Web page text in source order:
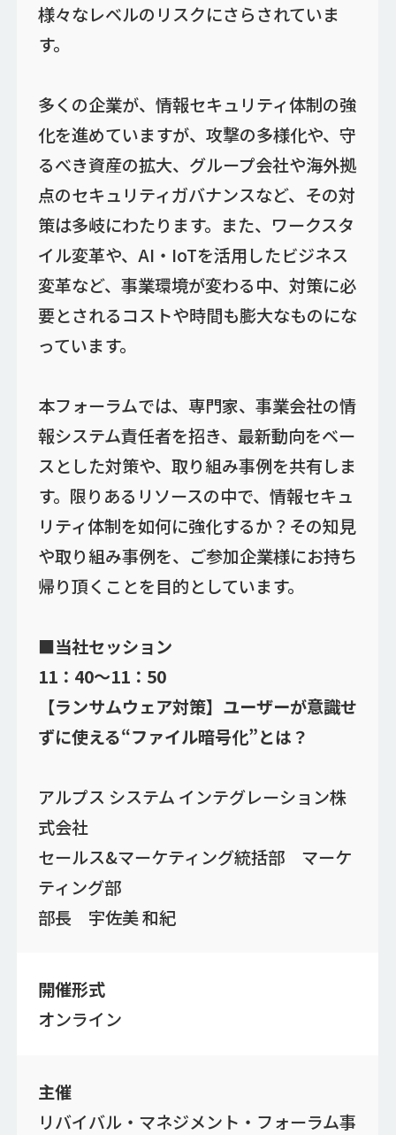
様々なレベルのリスクにさらされていま
す。
多くの企業が、情報セキュリティ体制の強
化を進めていますが、攻撃の多様化や、守
るべき資産の拡大、グループ会社や海外拠
点のセキュリティガバナンスなど、その対
策は多岐にわたります。また、ワークスタ
イル変革や、AI・IoTを活用したビジネス
変革など、事業環境が変わる中、対策に必
要とされるコストや時間も膨大なものにな
っています。
本フォーラムでは、専門家、事業会社の情
報システム責任者を招き、最新動向をベー
スとした対策や、取り組み事例を共有しま
す。限りあるリソースの中で、情報セキュ
リティ体制を如何に強化するか？その知見
や取り組み事例を、ご参加企業様にお持ち
帰り頂くことを目的としています。
■当社セッション
11：40～11：50
【ランサムウェア対策】ユーザーが意識せ
ずに使える“ファイル暗号化”とは？
アルプス システム インテグレーション株
式会社
セールス&マーケティング統括部 マーケ
ティング部
部長 宇佐美 和紀
開催形式
オンライン
主催
リバイバル・マネジメント・フォーラム事